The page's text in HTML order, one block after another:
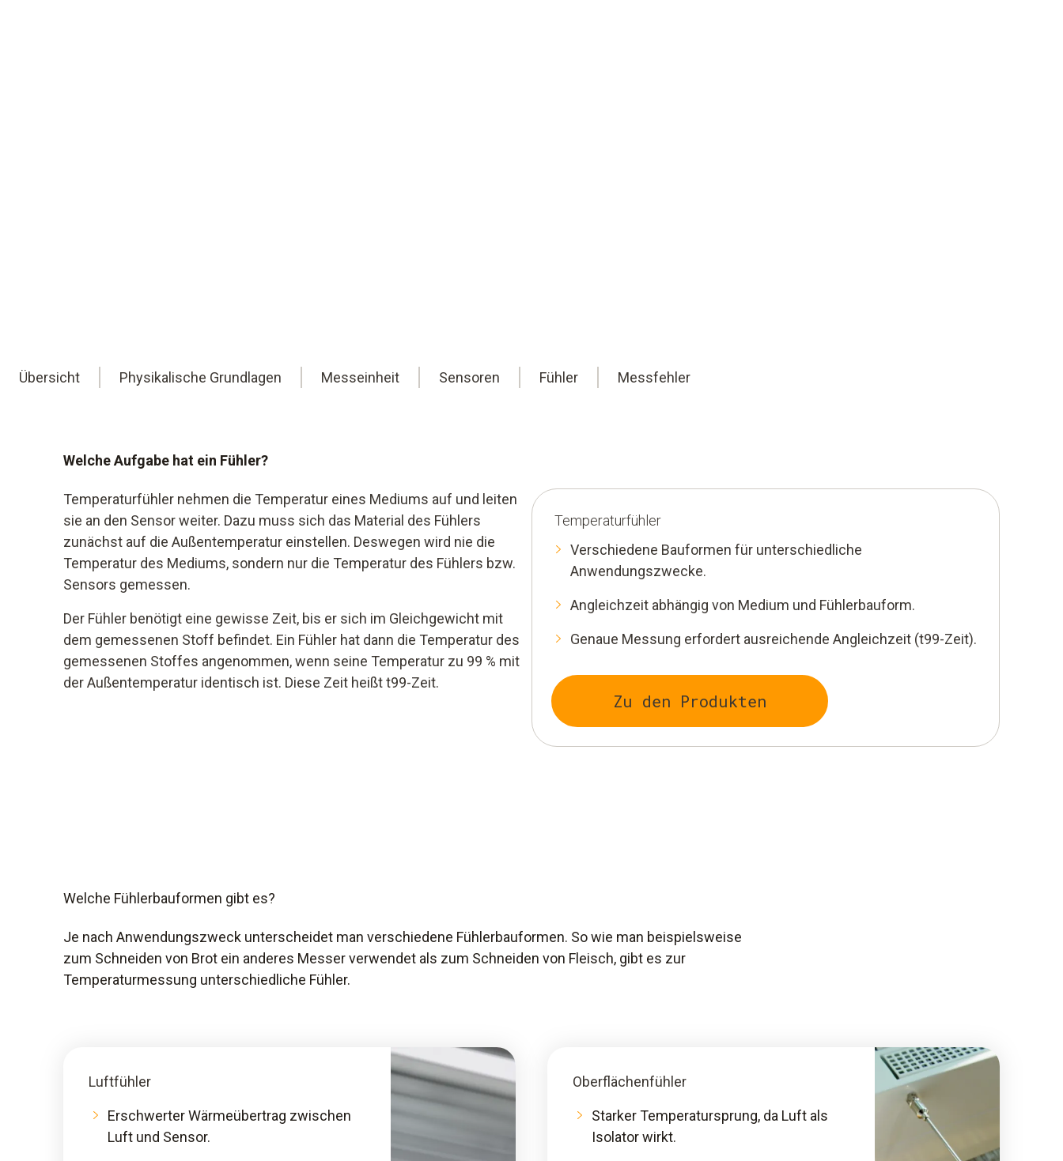
Übersicht Physikalische Grundlagen Messeinheit Sensoren Fühler Messfehler
Welche Aufgabe hat ein Fühler?
Temperaturfühler nehmen die Temperatur eines Mediums auf und leiten
sie an den Sensor weiter. Dazu muss sich das Material des Fühlers
zunächst auf die Außentemperatur einstellen. Deswegen wird nie die
Temperatur des Mediums, sondern nur die Temperatur des Fühlers bzw.
Sensors gemessen.
Der Fühler benötigt eine gewisse Zeit, bis er sich im Gleichgewicht mit
dem gemessenen Stoff befindet. Ein Fühler hat dann die Temperatur des
gemessenen Stoffes angenommen, wenn seine Temperatur zu 99 % mit
der Außentemperatur identisch ist. Diese Zeit heißt t99-Zeit.
Temperaturfühler
Verschiedene Bauformen für unterschiedliche
Anwendungszwecke.
Angleichzeit abhängig von Medium und Fühlerbauform.
Genaue Messung erfordert ausreichende Angleichzeit (t99-Zeit).
Zu den Produkten
Welche Fühlerbauformen gibt es?
Je nach Anwendungszweck unterscheidet man verschiedene Fühlerbauformen. So wie man beispielsweise
zum Schneiden von Brot ein anderes Messer verwendet als zum Schneiden von Fleisch, gibt es zur
Temperaturmessung unterschiedliche Fühler.
Luftfühler
Erschwerter Wärmeübertrag zwischen
Luft und Sensor.
Oberflächenfühler
Starker Temperatursprung, da Luft als
Isolator wirkt.